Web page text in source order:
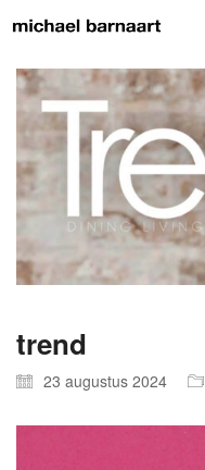
trend
23 augustus 2024